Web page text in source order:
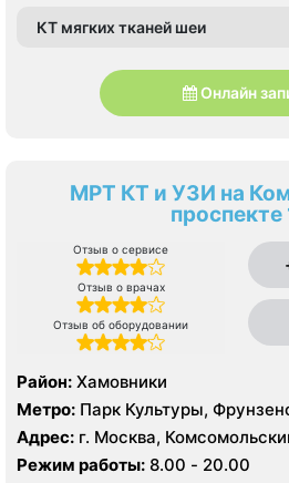
Нижегородский, Рязанский
КТ мягких тканей шеи
Онлайн
МРТ КТ и УЗИ на
проспекте
Отзыв о сервисе
Отзыв о врачах
Отзыв об оборудовании
Район: Хамовники
Метро: Парк Культуры,
Адрес: г. Москва,
Режим работы: 8.00 - 20.00